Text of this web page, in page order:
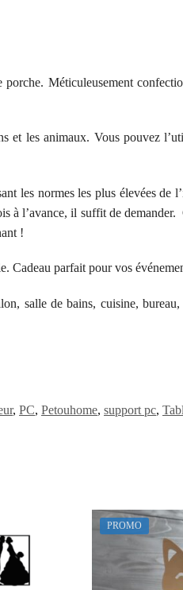
Méticuleusement
et les animaux. Vous pouvez
les normes les plus élevées de
à l’avance, il suffit de
!
Cadeau parfait pour vos
salle de bains, cuisine,
, PC, Petouhome, support pc,
PROMO